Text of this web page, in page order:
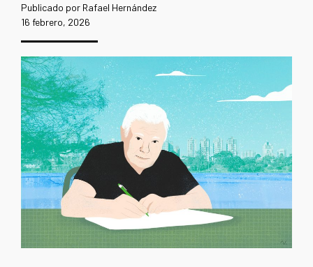
Publicado por Rafael Hernández
16 febrero, 2026